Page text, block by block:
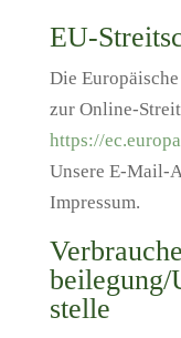
EU-
Die
zur Online-
https://
Unsere E-Mail-
Impressum.
stelle